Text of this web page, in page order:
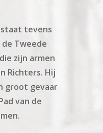
tevens
Tweede
zijn armen
Richters. Hij
groot gevaar
van de